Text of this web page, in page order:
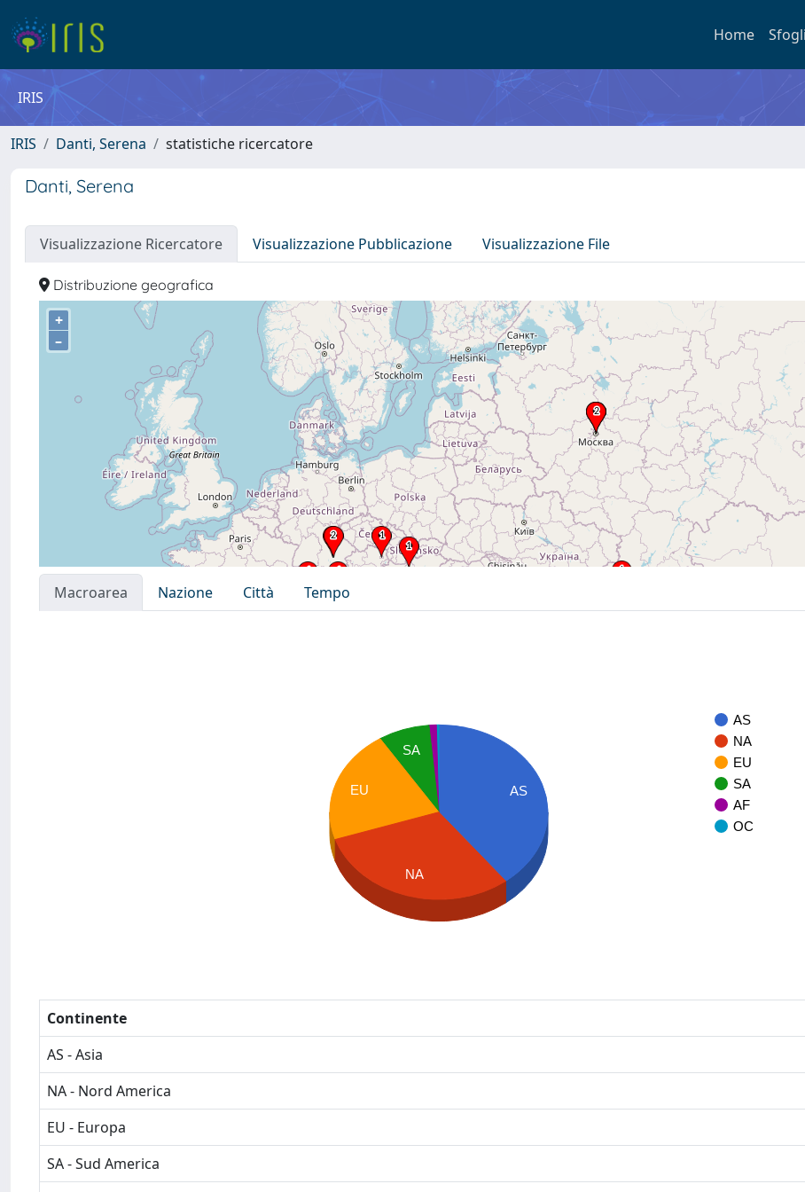
Home
IRIS
IRIS Danti, Serena statistiche ricercatore
Danti, Serena
Visualizzazione Ricercatore Visualizzazione Pubblicazione Visualizzazione File
Distribuzione geografica
+
–
Macroarea Nazione Città
Tempo
AS
NA
EU
SA
AF
OC
AS
SA
EU
NA
Continente
AS - Asia
NA - Nord America
EU - Europa
SA - Sud America